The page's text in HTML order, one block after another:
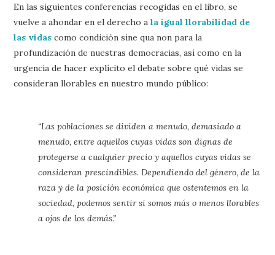
En las siguientes conferencias recogidas en el libro, se
vuelve a ahondar en el derecho ala igual llorabilidad de
las vidas como condición sine qua non para la
profundización de nuestras democracias, así como en la
urgencia de hacer explícito el debate sobre qué vidas se
consideran llorables en nuestro mundo público:
“Las poblaciones se dividen a menudo, demasiado a
menudo, entre aquellos cuyas vidas son dignas de
protegerse a cualquier precio y aquellos cuyas vidas se
consideran prescindibles. Dependiendo del género, de la
raza y de la posición económica que ostentemos en la
sociedad, podemos sentir si somos más o menos llorables
a ojos de los demás.”